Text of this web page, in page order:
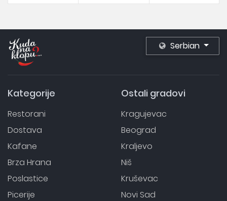
Serbian
Kategorije
Restorani
Dostava
Kafane
Brza Hrana
Poslastice
Picerije
Ostali gradovi
Kragujevac
Beograd
Kraljevo
Niš
Kruševac
Novi Sad